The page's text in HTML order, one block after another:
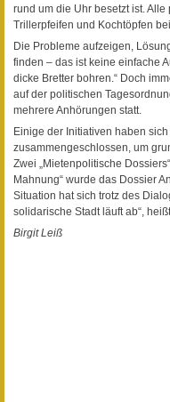
rund um die Uhr besetzt ist.
Trillerpfeifen und Kochtöpfen
Die Probleme aufzeigen,
finden – das ist keine einfache
dicke Bretter bohren.“ Doch
auf der politischen
mehrere Anhörungen statt.
Einige der Initiativen haben
zusammengeschlossen, um
Zwei „Mietenpolitische
Mahnung“ wurde das Dossier
Situation hat sich trotz des
solidarische Stadt läuft ab“,
Birgit Leiß